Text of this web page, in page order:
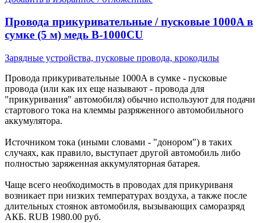
Провода прикуривательные / пусковые 1000A в
сумке (5 м) медь B-1000CU
Зарядные устройства, пусковые провода, крокодилы
Провода прикуривательные 1000A в сумке - пусковые
провода (или как их еще называют - провода для
"прикуривания" автомобиля) обычно используют для подачи
стартового тока на клеммы разряженного автомобильного
аккумулятора.
Источником тока (иными словами - "донором") в таких
случаях, как правило, выступает другой автомобиль либо
полностью заряженная аккумуляторная батарея.
Чаще всего необходимость в проводах для прикуриваня
возникает при низких температурах воздуха, а также после
длительных стоянок автомобиля, вызывающих саморазряд
АКБ. RUB 1980.00 руб.